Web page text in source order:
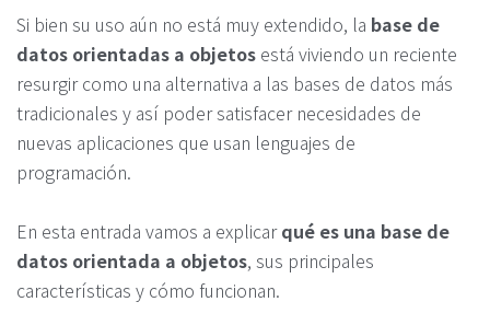
Si bien su uso aún no está muy extendido, la base de
datos orientadas a objetos está viviendo un reciente
resurgir como una alternativa a las bases de datos más
tradicionales y así poder satisfacer necesidades de
nuevas aplicaciones que usan lenguajes de
programación.
En esta entrada vamos a explicarqué es una base de
datos orientada a objetos, sus principales
características y cómo funcionan.